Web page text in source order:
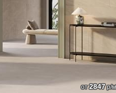
от2847р/